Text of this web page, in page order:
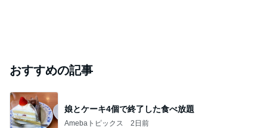
おすすめの記事
娘とケーキ4個で終了した食べ放題
Amebaトピックス 2日前